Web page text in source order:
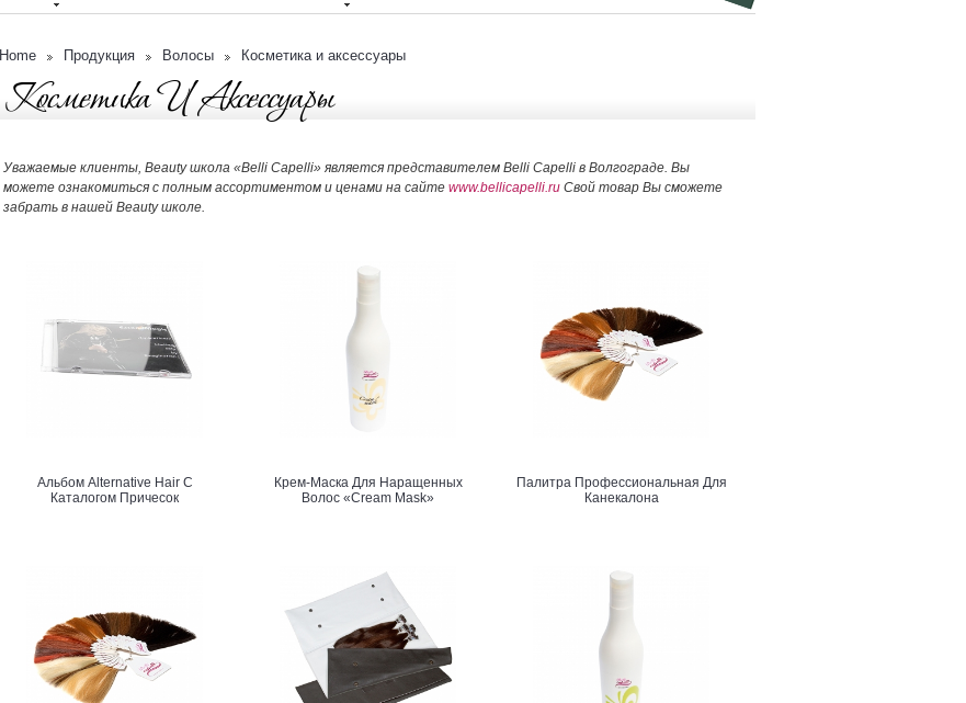
Home Продукция Волосы Косметика и аксессуары
Косметика И Аксессуары
Уважаемые клиенты, Beauty школа «Belli Capelli» является представителем Belli Capelli в Волгограде. Вы
можете ознакомиться с полным ассортиментом и ценами на сайте www.bellicapelli.ru Свой товар Вы сможете
забрать в нашей Beauty школе.
Альбом Alternative Hair С
Каталогом Причесок
Крем-Маска Для Наращенных
Волос «Cream Mask»
Палитра Профессиональная Для
Канекалона